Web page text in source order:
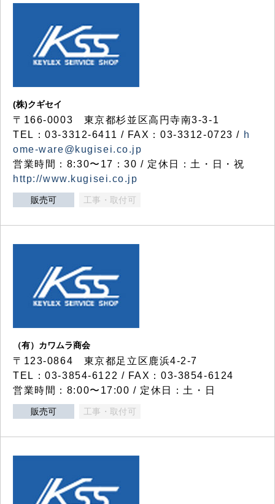
(株)クギセイ
〒166-0003 東京都杉並区高円寺南3-3-1
TEL：03-3312-6411 / FAX：03-3312-0723 / h
ome-ware@kugisei.co.jp
営業時間：8:30〜17：30 / 定休日：土・日・祝
http://www.kugisei.co.jp
販売可 工事・取付可
（有）カワムラ商会
〒123-0864 東京都足立区鹿浜4-2-7
TEL：03-3854-6122 / FAX：03-3854-6124
営業時間：8:00〜17:00 / 定休日：土・日
販売可 工事・取付可